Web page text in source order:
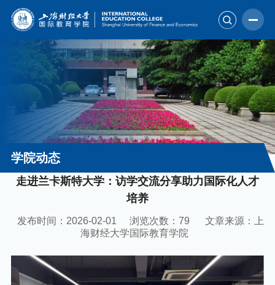
学院动态
走进兰卡斯特大学：访学交流分享助力国际化人才
培养
发布时间：2026-02-01 浏览次数：79
文章来源：上
海财经大学国际教育学院